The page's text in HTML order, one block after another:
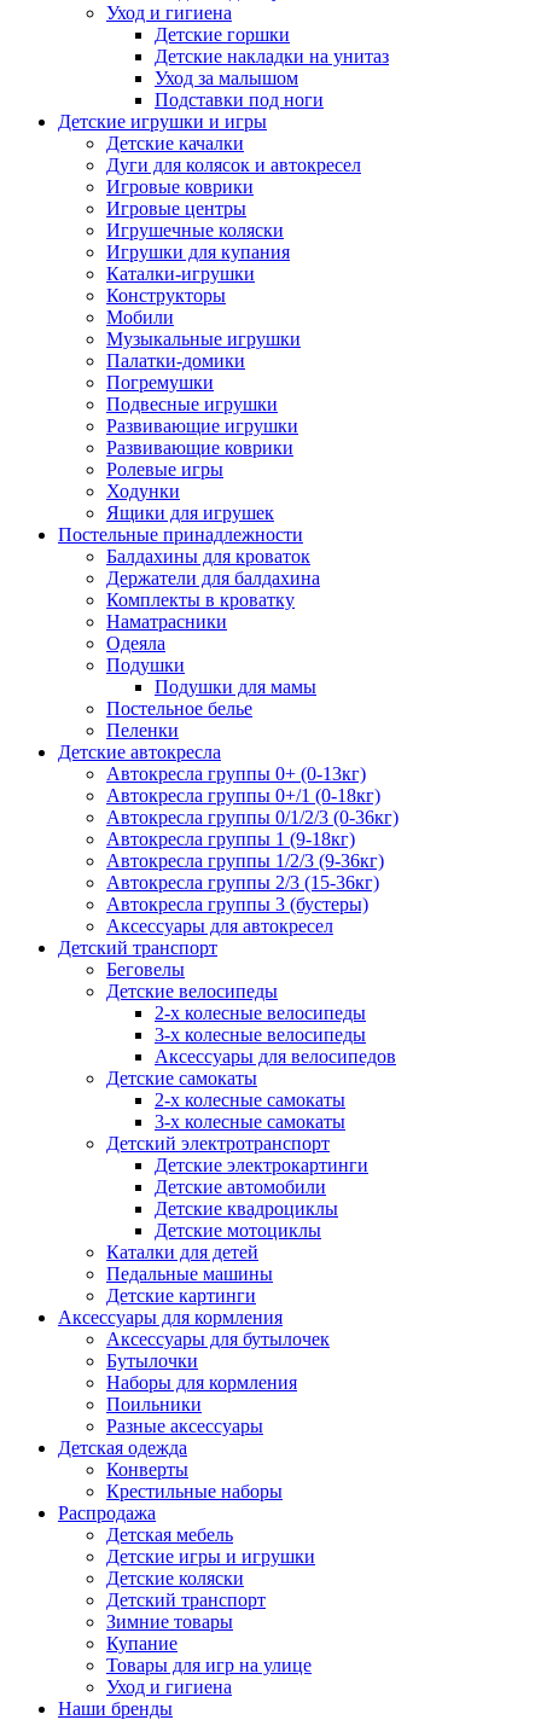
Уход и гигиена
Детские горшки
Детские накладки на унитаз
Уход за малышом
Подставки под ноги
Детские игрушки и игры
Детские качалки
Дуги для колясок и автокресел
Игровые коврики
Игровые центры
Игрушечные коляски
Игрушки для купания
Каталки-игрушки
Конструкторы
Мобили
Музыкальные игрушки
Палатки-домики
Погремушки
Подвесные игрушки
Развивающие игрушки
Развивающие коврики
Ролевые игры
Ходунки
Ящики для игрушек
Постельные принадлежности
Балдахины для кроваток
Держатели для балдахина
Комплекты в кроватку
Наматрасники
Одеяла
Подушки
Подушки для мамы
Постельное белье
Пеленки
Детские автокресла
Автокресла группы 0+ (0-13кг)
Автокресла группы 0+/1 (0-18кг)
Автокресла группы 0/1/2/3 (0-36кг)
Автокресла группы 1 (9-18кг)
Автокресла группы 1/2/3 (9-36кг)
Автокресла группы 2/3 (15-36кг)
Автокресла группы 3 (бустеры)
Аксессуары для автокресел
Детский транспорт
Беговелы
Детские велосипеды
2-х колесные велосипеды
3-х колесные велосипеды
Аксессуары для велосипедов
Детские самокаты
2-х колесные самокаты
3-х колесные самокаты
Детский электротранспорт
Детские электрокартинги
Детские автомобили
Детские квадроциклы
Детские мотоциклы
Каталки для детей
Педальные машины
Детские картинги
Аксессуары для кормления
Аксессуары для бутылочек
Бутылочки
Наборы для кормления
Поильники
Разные аксессуары
Детская одежда
Конверты
Крестильные наборы
Распродажа
Детская мебель
Детские игры и игрушки
Детские коляски
Детский транспорт
Зимние товары
Купание
Товары для игр на улице
Уход и гигиена
Наши бренды